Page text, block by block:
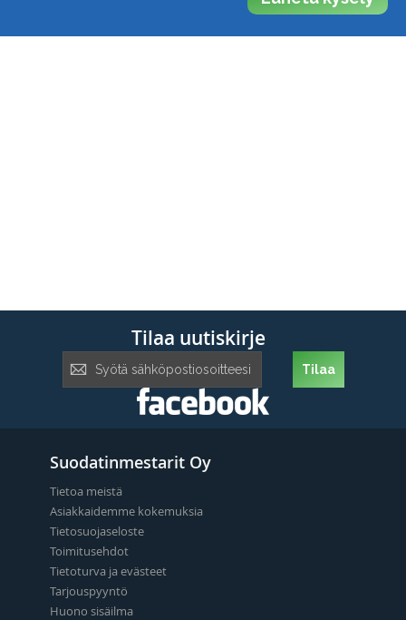
Tilaa uutiskirje
uutiskirje:
Tilaa
Suodatinmestarit Oy
Tietoa meistä
Asiakkaidemme kokemuksia
Tietosuojaseloste
Toimitusehdot
Tietoturva ja evästeet
Tarjouspyyntö
Huono sisäilma